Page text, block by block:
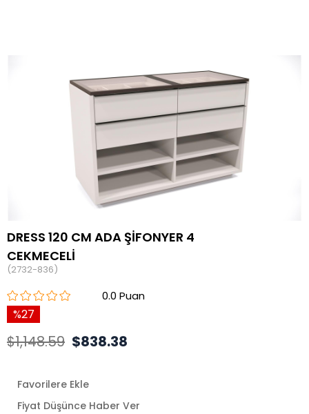
DRESS 120 CM ADA ŞİFONYER 4
CEKMECELİ
(2732-836)
0.0
27
$1,148.59 $838.38
Favorilere Ekle
Fiyat Düşünce Haber Ver